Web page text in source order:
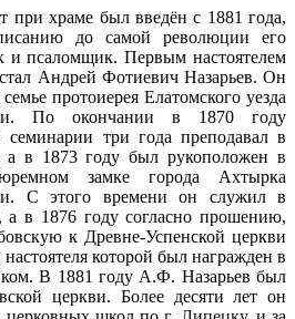
при храме был введён с 1881 года,
до самой революции его
и псаломщик. Первым настоятелем
Андрей Фотиевич Назарьев. Он
протоиерея Елатомского уезда
По окончании в 1870 году
семинарии три года преподавал в
а в 1873 году был рукоположен в
замке города Ахтырка
С этого времени он служил в
а в 1876 году согласно прошению,
к Древне-Успенской церкви
которой был награжден в
В 1881 году А.Ф. Назарьев был
церкви. Более десяти лет он